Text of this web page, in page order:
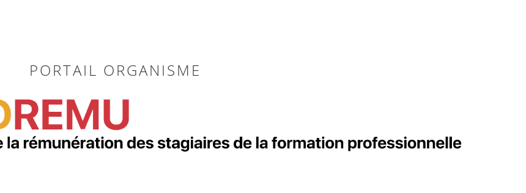
PORTAIL ORGANISME